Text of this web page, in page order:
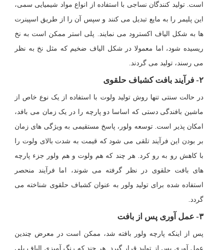
است. تولید کنندگان نساجی با استفاده از انواع مواد شیمیایی سمی،
این پلیمر را به مایع تبدیل می کنند و سپس آن را از طریق اسپینرت
ها به شکل الیاف اکسترود می نمایند. پلی استر ممکن است به نخ
ریسیده شود، اما معمولا در شکل الیاف ضخیم که مثل نخ به نظر
می رسند، تولید می گردند.
۲- فرآیند بافت کشباف حلقوی
در حالت سنتی تنها روش تولید ولوت با استفاده از یک نوع خاص از
ماشین بافندگی دستی که اساسا دو پارچه را در یک زمان می بافد،
امکان پذیر است. توسعه ولور، پاسخ مستقیمی به ویژگی های زمان
بر بودن این فرآیند تلقی می شود که قیمت به شدت بالای ولوت را
با کاهش رو به رو کرد. هر چند که هم ولوت و هم ولور جزء پارچه
های بافت حلقوی در نظر گرفته می شوند، اما فرآیند منحصر
استفاده شده برای تولید ولور به عنوان کشباف حلقوی شناخته می
گردد.
۳- عمل آوری پس از بافت
پس از اینکه پارچه ولور بافته شد، ممکن است در معرض چندین
عمل آوری پس از تولید قرار گیرد. هر چند که رنگ آمیزی الیاف پلی